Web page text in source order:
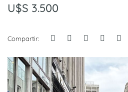
U$S 3.500
Compartir: